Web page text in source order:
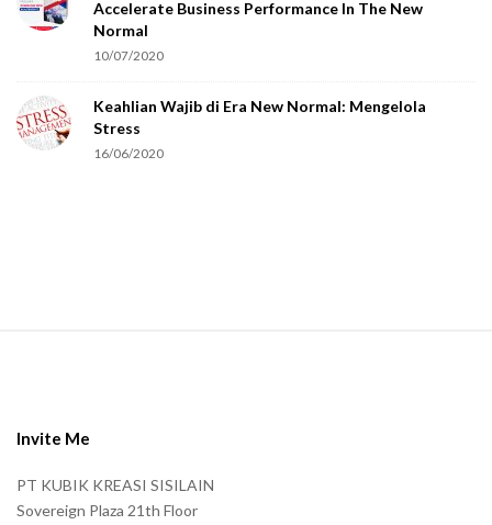
Accelerate Business Performance In The New
Normal
10/07/2020
Keahlian Wajib di Era New Normal: Mengelola
Stress
16/06/2020
Invite Me
PT KUBIK KREASI SISILAIN
Sovereign Plaza 21th Floor